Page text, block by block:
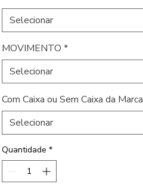
Selecionar
MOVIMENTO *
Selecionar
Com Caixa ou Sem Caixa da Marca
Selecionar
Quantidade *